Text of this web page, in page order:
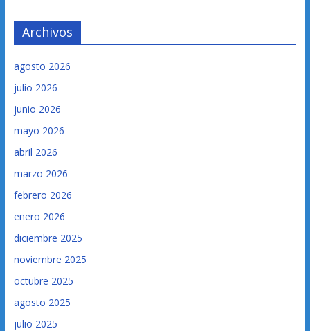
Archivos
agosto 2026
julio 2026
junio 2026
mayo 2026
abril 2026
marzo 2026
febrero 2026
enero 2026
diciembre 2025
noviembre 2025
octubre 2025
agosto 2025
julio 2025